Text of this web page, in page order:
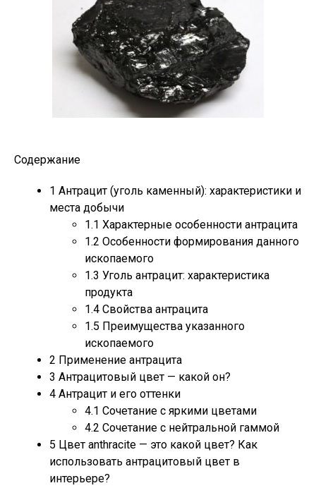
Содержание
1 Антрацит (уголь каменный): характеристики и
места добычи
1.1 Характерные особенности антрацита
1.2 Особенности формирования данного
ископаемого
1.3 Уголь антрацит: характеристика
продукта
1.4 Свойства антрацита
1.5 Преимущества указанного
ископаемого
2 Применение антрацита
3 Антрацитовый цвет — какой он?
4 Антрацит и его оттенки
4.1 Сочетание с яркими цветами
4.2 Сочетание с нейтральной гаммой
5 Цвет anthracite — это какой цвет? Как
использовать антрацитовый цвет в
интерьере?